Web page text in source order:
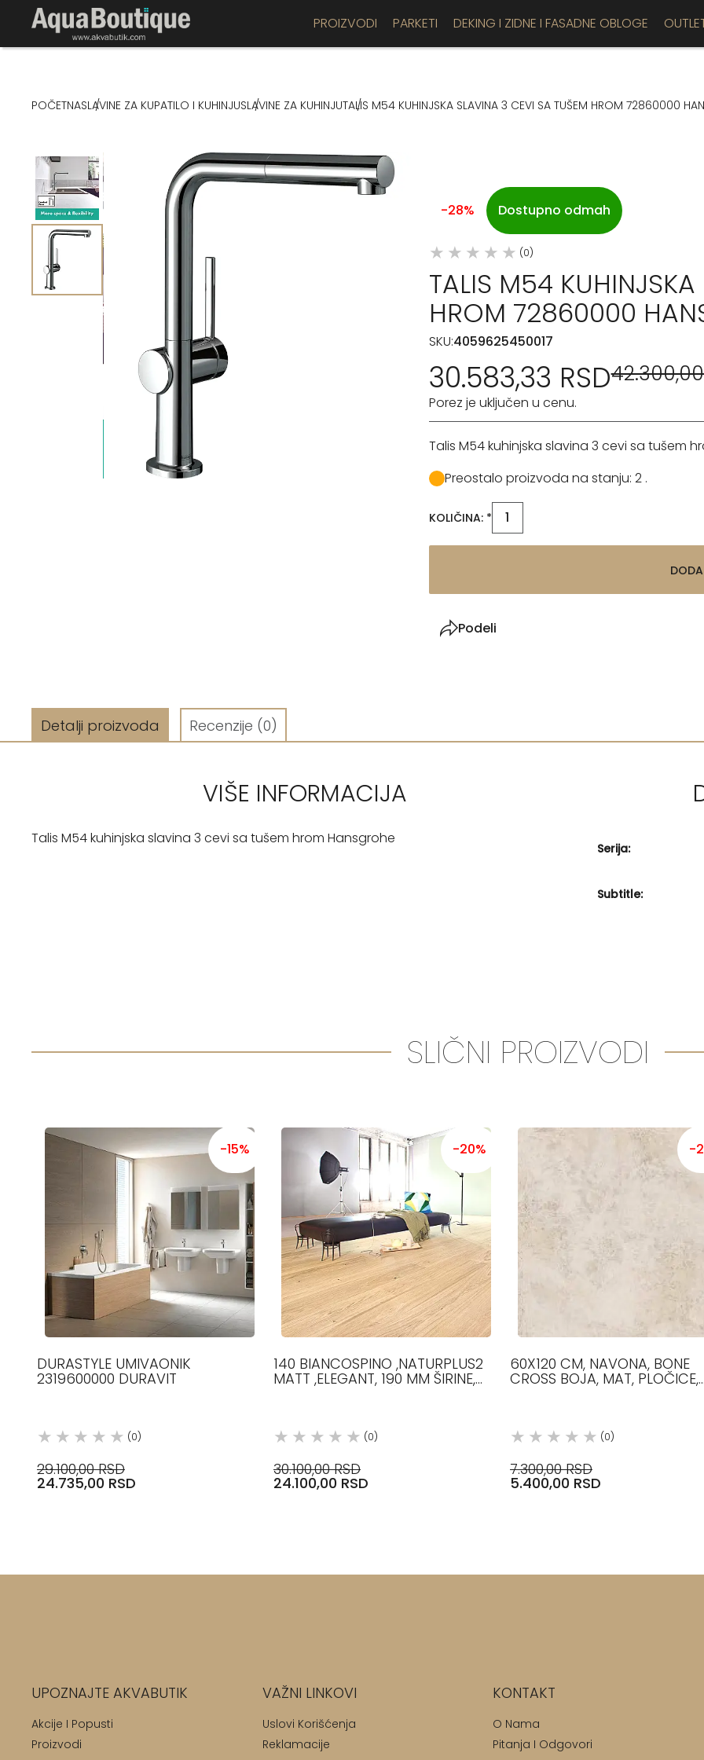
PROIZVODI PARKETI DEKING I ZIDNE I FASADNE OBLOGE
POČETNASLAVINE ZA KUPATILO I KUHINJUSLAVINE ZA KUHINJUTALIS M54 KUHINJSKA SLAVINA 3 CEVI SA TUŠEM HROM 72860000
-28% Dostupno odmah
(0)
TALIS M54
HROM 72860000
SKU:4059625450017
30.583,33 RSD
Porez je uključen u cenu.
Talis M54 kuhinjska slavina 3 cevi sa tušem
Preostalo proizvoda na stanju: 2 .
KOLIČINA: *
Podeli
Detalji proizvoda Recenzije (0)
VIŠE INFORMACIJA
Talis M54 kuhinjska slavina 3 cevi sa tušem hrom Hansgrohe
Serija:
Subtitle:
SLIČNI PROIZVODI
-15%
DURASTYLE UMIVAONIK
2319600000 DURAVIT
(0)
29.100,00 RSD
24.735,00 RSD
-20%
140 BIANCOSPINO ,NATURPLUS2
MATT ,ELEGANT, 190 MM ŠIRINE,
(0)
30.100,00 RSD
24.100,00 RSD
-
60X120 CM, NAVONA, BONE
CROSS BOJA, MAT, PLOČICE,
(0)
7.300,00 RSD
5.400,00 RSD
UPOZNAJTE AKVABUTIK
Akcije I Popusti
Proizvodi
VAŽNI LINKOVI
Uslovi Korišćenja
Reklamacije
KONTAKT
O Nama
Pitanja I Odgovori